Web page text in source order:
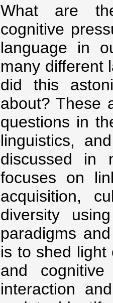
What are
cognitive
language in
many different
did this
about? These
questions in
linguistics,
discussed in
focuses on
acquisition,
diversity
paradigms
is to shed light
and
interaction